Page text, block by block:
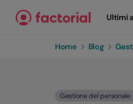
Ultimi
Home Blog
Gestione del personale